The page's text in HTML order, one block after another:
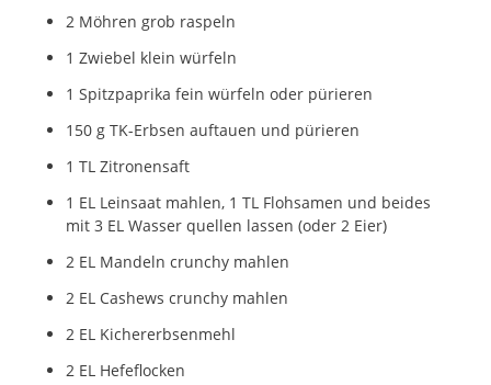
2 Möhren grob raspeln
1 Zwiebel klein würfeln
1 Spitzpaprika fein würfeln oder pürieren
150 g TK-Erbsen auftauen und pürieren
1 TL Zitronensaft
1 EL Leinsaat mahlen, 1 TL Flohsamen und beides
mit 3 EL Wasser quellen lassen (oder 2 Eier)
2 EL Mandeln crunchy mahlen
2 EL Cashews crunchy mahlen
2 EL Kichererbsenmehl
2 EL Hefeflocken